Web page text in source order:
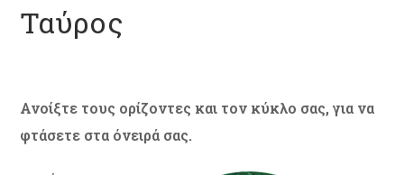
Ταύρος
Ανοίξτε τους ορίζοντες και τον κύκλο σας, για να
φτάσετε στα όνειρά σας.